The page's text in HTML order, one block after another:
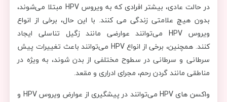
در حالت عادی، بیشتر افرادی که به ویروس HPV مبتلا می‌شوند،
بدون هیچ علامتی زندگی می کنند. با این حال، برخی از انواع
ویروس HPV می‌توانند عوارضی مانند زگیل تناسلی ایجاد
کنند. همچنین، برخی از انواع HPV می‌توانند باعث تغییرات پیش
سرطانی و سرطانی در سطوح مختلفی از بدن شوند، به ویژه در
مناطقی مانند گردن رحم، مجرای ادراری و مقعد.
واکسن های HPV می‌توانند در پیشگیری از عوارض ویروس HPV و